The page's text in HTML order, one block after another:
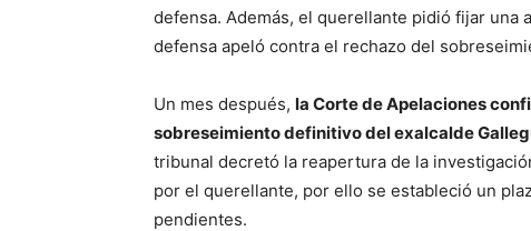
defensa. Además, el querellante pidió fijar
defensa apeló contra el rechazo del
Un mes después, la Corte de Apelaciones
sobreseimiento definitivo del exalcalde
tribunal decretó la reapertura de la
por el querellante, por ello se estableció un
pendientes.